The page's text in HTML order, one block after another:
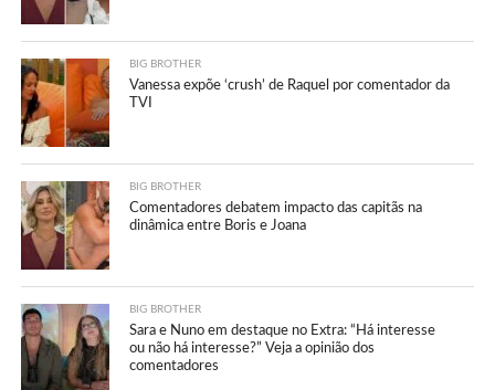
BIG BROTHER
Vanessa expõe ‘crush’ de Raquel por comentador da
TVI
BIG BROTHER
Comentadores debatem impacto das capitãs na
dinâmica entre Boris e Joana
BIG BROTHER
Sara e Nuno em destaque no Extra: “Há interesse
ou não há interesse?” Veja a opinião dos
comentadores